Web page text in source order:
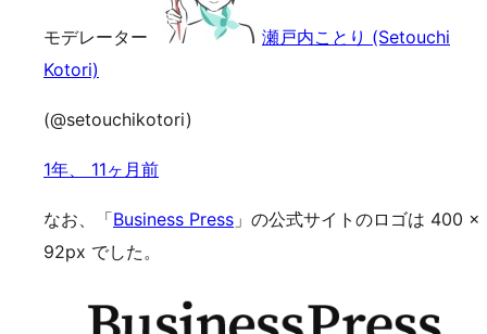
モデレーター
瀬戸内ことり (Setouchi
Kotori)
(@setouchikotori)
1年、 11ヶ月前
なお、「Business Press 」の公式サイトのロゴは 400 ×
92px でした。